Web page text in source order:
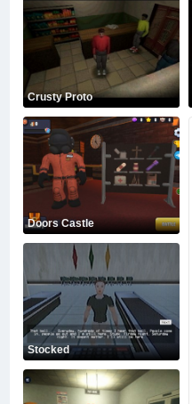
Crusty Proto
Doors Castle
Stocked